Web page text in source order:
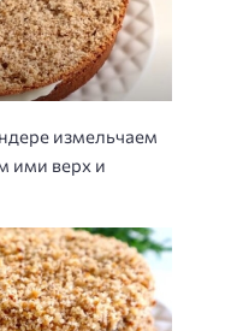
измельчаем
ими верх и